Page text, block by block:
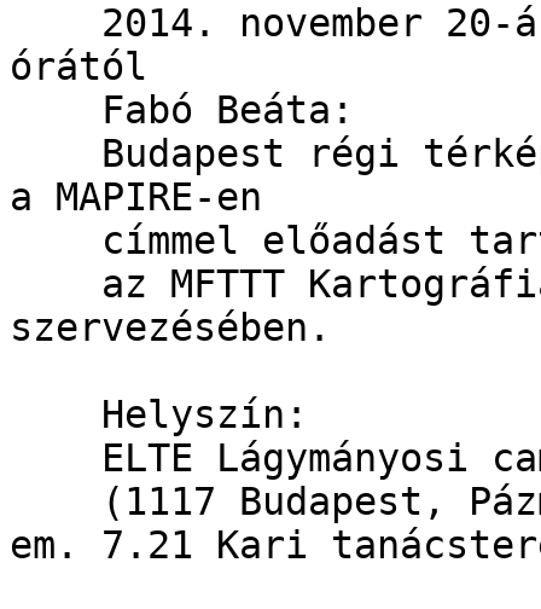
2014. november 20-
órától
Fabó Beáta:
Budapest régi
a MAPIRE-en
címmel előadást
az MFTTT
szervezésében.
Helyszín:
ELTE Lágymányosi
(1117 Budapest,
em. 7.21 Kari